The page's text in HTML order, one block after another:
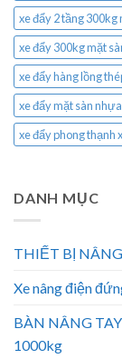
xe đẩy 2 tầng 300kg
xe đẩy 300kg mặt
xe đẩy hàng lồng
xe đẩy mặt sàn
xe đẩy phong thạnh
DANH MỤC
THIẾT BỊ
Xe nâng điện
BÀN NÂNG
1000kg